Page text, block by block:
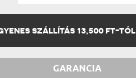
SZÁLLÍTÁS 13,500 FT-TÓL
GARANCIA